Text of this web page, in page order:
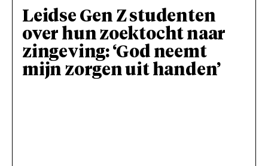
Leidse Gen Z studenten
over hun zoektocht naar
zingeving: ‘God neemt
mijn zorgen uit handen’